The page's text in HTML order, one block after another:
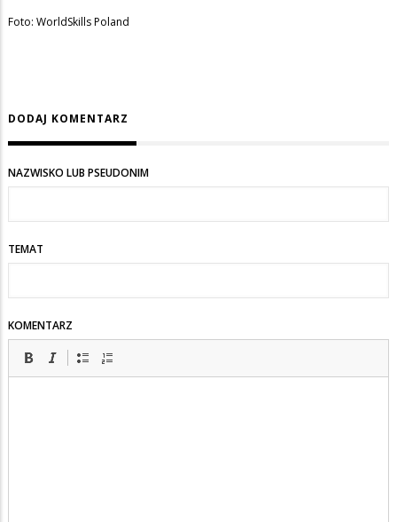
Foto: WorldSkills Poland
DODAJ KOMENTARZ
NAZWISKO LUB PSEUDONIM
TEMAT
KOMENTARZ